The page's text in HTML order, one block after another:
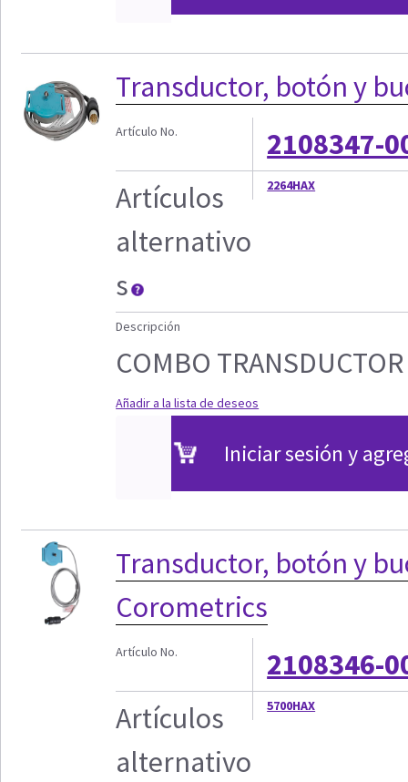
Transductor, botón y
Artículo No.
2108347-
Artículos
alternativo
s
2264HAX
Descripción
COMBO
Añadir a la lista de deseos
Iniciar sesión y
Transductor, botón y
Corometrics
Artículo No.
2108346-
Artículos
alternativo
5700HAX